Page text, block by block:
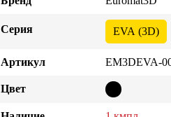
Серия EVA (3D)
Артикул EM3DEVA-
Цвет